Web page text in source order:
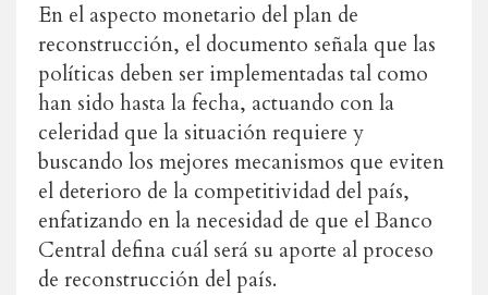
En el aspecto monetario del plan de
reconstrucción, el documento señala que las
políticas deben ser implementadas tal como
han sido hasta la fecha, actuando con la
celeridad que la situación requiere y
buscando los mejores mecanismos que eviten
el deterioro de la competitividad del país,
enfatizando en la necesidad de que el Banco
Central defina cuál será su aporte al proceso
de reconstrucción del país.